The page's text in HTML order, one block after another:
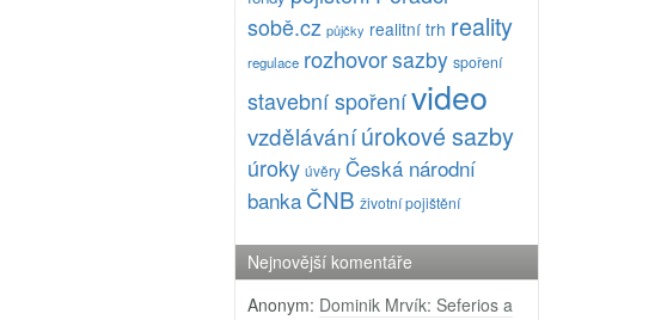
sobě.cz půjčky realitní trh reality
regulace rozhovorsazby spoření
stavební spořenívideo
vzdělávání úrokové sazby
úroky úvěry Česká národní
banka ČNB životní pojištění
Nejnovější komentáře
Anonym: Dominik Mrvík: Seferios a